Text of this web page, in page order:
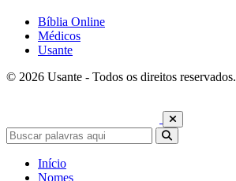
Bíblia Online
Médicos
Usante
© 2026 Usante - Todos os direitos reservados.
Início
Nomes